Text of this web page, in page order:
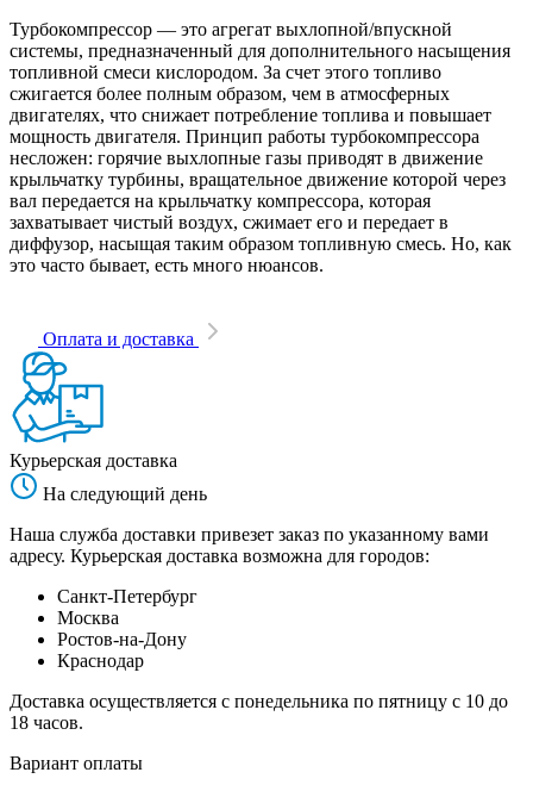
Турбокомпрессор — это агрегат выхлопной/впускной
системы, предназначенный для дополнительного насыщения
топливной смеси кислородом. За счет этого топливо
сжигается более полным образом, чем в атмосферных
двигателях, что снижает потребление топлива и повышает
мощность двигателя. Принцип работы турбокомпрессора
несложен: горячие выхлопные газы приводят в движение
крыльчатку турбины, вращательное движение которой через
вал передается на крыльчатку компрессора, которая
захватывает чистый воздух, сжимает его и передает в
диффузор, насыщая таким образом топливную смесь. Но, как
это часто бывает, есть много нюансов.
Оплата и доставка
Курьерская доставка
На следующий день
Наша служба доставки привезет заказ по указанному вами
адресу. Курьерская доставка возможна для городов:
Санкт-Петербург
Москва
Ростов-на-Дону
Краснодар
Доставка осуществляется с понедельника по пятницу с 10 до
18 часов.
Вариант оплаты